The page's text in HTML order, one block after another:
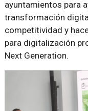
ayuntamientos para
transformación
competitividad y
para digitalización
Next Generation.